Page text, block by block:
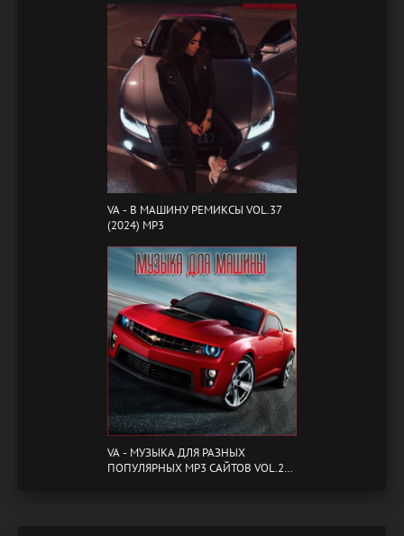
VA - B МАШИНУ РЕМИКСЫ VOL.37
(2024) MP3
VA - МУЗЫКА ДЛЯ РАЗНЫХ
ПОПУЛЯРНЫХ MP3 САЙТОВ VOL.20